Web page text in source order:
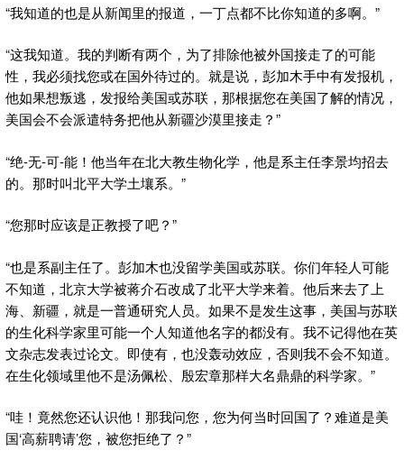
“我知道的也是从新闻里的报道，一丁点都不比你知道的多啊。”
“这我知道。我的判断有两个，为了排除他被外国接走了的可能
性，我必须找您或在国外待过的。就是说，彭加木手中有发报机，
他如果想叛逃，发报给美国或苏联，那根据您在美国了解的情况，
美国会不会派遣特务把他从新疆沙漠里接走？”
“绝-无-可-能！他当年在北大教生物化学，他是系主任李景均招去
的。那时叫北平大学土壤系。”
“您那时应该是正教授了吧？”
“也是系副主任了。彭加木也没留学美国或苏联。你们年轻人可能
不知道，北京大学被蒋介石改成了北平大学来着。他后来去了上
海、新疆，就是一普通研究人员。如果不是发生这事，美国与苏联
的生化科学家里可能一个人知道他名字的都没有。我不记得他在英
文杂志发表过论文。即使有，也没轰动效应，否则我不会不知道。
在生化领域里他不是汤佩松、殷宏章那样大名鼎鼎的科学家。”
“哇！竟然您还认识他！那我问您，您为何当时回国了？难道是美
国‘高薪聘请’您，被您拒绝了？”